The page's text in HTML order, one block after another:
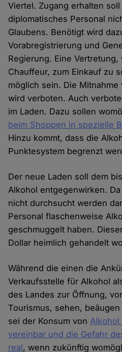
Viertel. Zugang erhalten
diplomatisches Personal
Glaubens. Benötigt wird
Vorabregistrierung und
Regierung. Eine
Chauffeur, zum Einkauf zu
möglich sein. Die
wird verboten. Auch
im Laden. Dazu sollen
beim Shoppen in spezielle
Hinzu kommt, dass die
Punktesystem begrenzt
Der neue Laden soll dem
Alkohol entgegenwirken.
nicht durchsucht werden
Personal flaschenweise
geschmuggelt haben.
Dollar heimlich gehandelt
Während die einen die
Verkaufsstelle für Alkohol
des Landes zur Öffnung,
Tourismus, sehen,
sei der Konsum vonAlkohol
vereinbar und die Gefahr
real, wenn zukünftig